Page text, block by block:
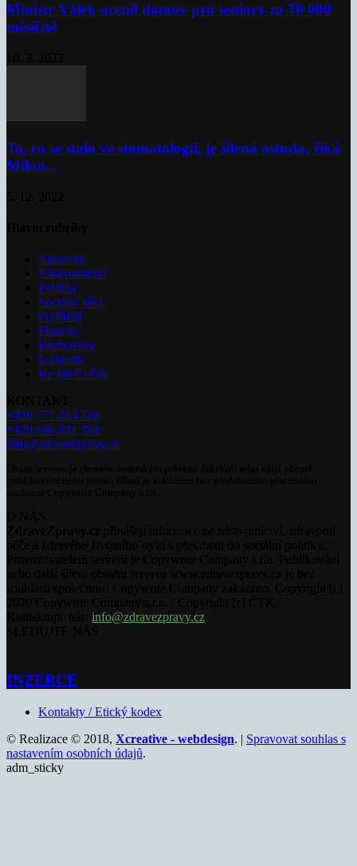
Ministr Válek ocenil domov pro seniory za 70 000
měsíčně
To, co se stalo ve stomatologii, je šílená ostuda, říká
Milan...
Aktuality
Zdravotnictví
Politika
Sociální věci
Pojištění
Pharma
Rozhovory
E-Health
Ke kávě i čaji
+420 777 264 528
+420 606 831 394
info@zdravezpravy.cz
info@zdravezpravy.cz
INZERCE
Kontakty / Etický kodex
© Realizace © 2018, Xcreative - webdesign. | Spravovat souhlas s
nastavením osobních údajů.
adm_sticky